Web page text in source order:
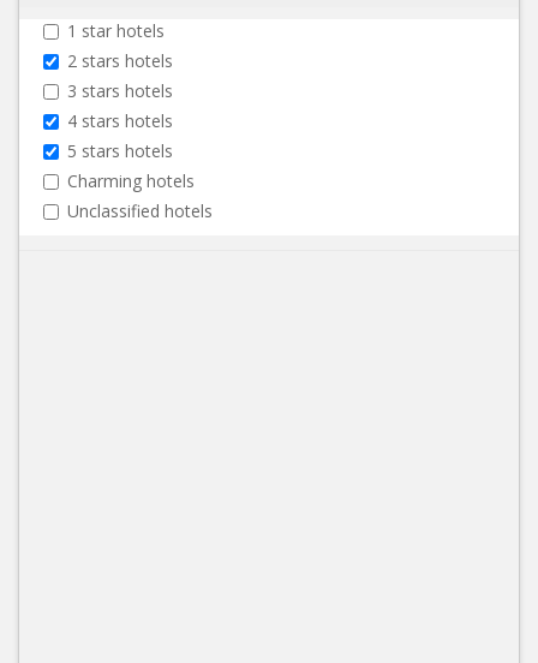
1 star hotels
2 stars hotels
3 stars hotels
4 stars hotels
5 stars hotels
Charming hotels
Unclassified hotels